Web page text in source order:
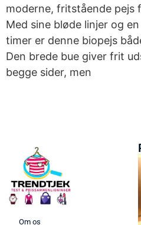
moderne, fritstående pejs
Med sine bløde linjer og
timer er denne biopejs
Den brede bue giver frit
begge sider, men
Om os